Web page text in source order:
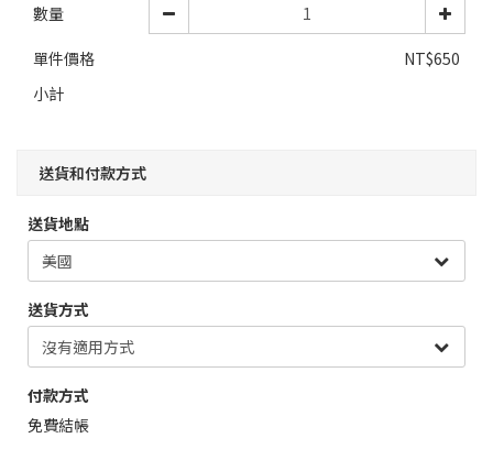
數量
單件價格
NT$650
小計
送貨和付款方式
送貨地點
送貨方式
付款方式
免費結帳